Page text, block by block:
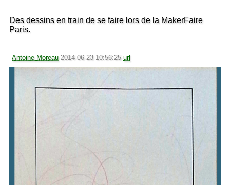
Des dessins en train de se faire lors de la MakerFaire
Paris.
Antoine Moreau 2014-06-23 10:56:25 url